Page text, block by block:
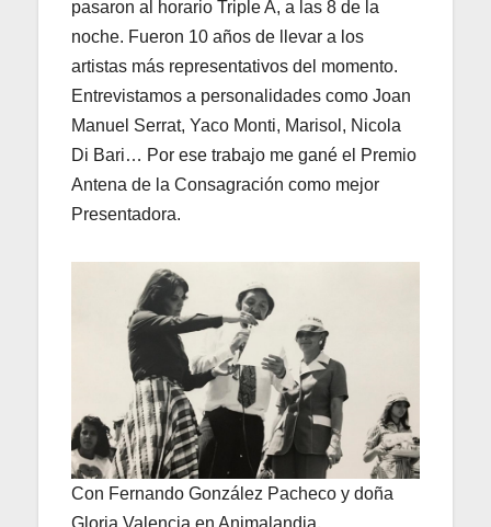
pasaron al horario Triple A, a las 8 de la
noche. Fueron 10 años de llevar a los
artistas más representativos del momento.
Entrevistamos a personalidades como Joan
Manuel Serrat, Yaco Monti, Marisol, Nicola
Di Bari… Por ese trabajo me gané el Premio
Antena de la Consagración como mejor
Presentadora.
Con Fernando González Pacheco y doña